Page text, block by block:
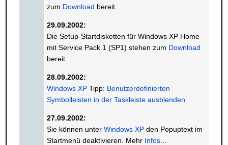
zum Download bereit.
29.09.2002:
Die Setup-Startdisketten für Windows XP Home
mit Service Pack 1 (SP1) stehen zum Download
bereit.
28.09.2002:
Windows XPTipp: Benutzerdefinierten
Symbolleisten in der Taskleiste ausblenden
27.09.2002:
Sie können unter Windows XPden Popuptext im
Startmenü deaktivieren. Mehr Infos...